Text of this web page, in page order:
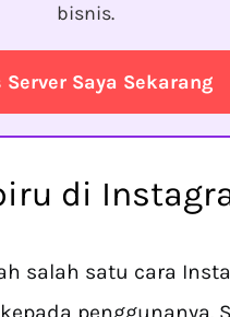
bisnis.
Server Saya Sekarang
di
salah satu cara